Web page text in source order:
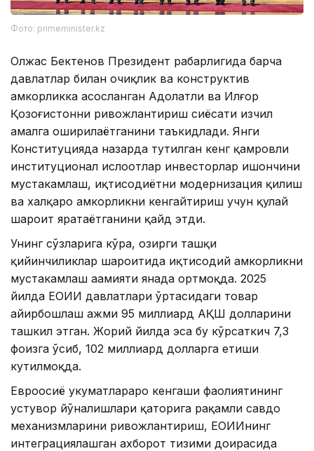
Фото: primeminister.kz
Олжас Бектенов Президент раҳбарлигида барча
давлатлар билан очиқлик ва конструктив
ҳамкорликка асосланган Адолатли ва Илғор
Қозоғистонни ривожлантириш сиёсати изчил
амалга оширилаётганини таъкидлади. Янги
Конституцияда назарда тутилган кенг қамровли
институционал ислоҳотлар инвесторлар ишончини
мустаҳкамлаш, иқтисодиётни модернизация қилиш
ва халқаро ҳамкорликни кенгайтириш учун қулай
шароит яратаётганини қайд этди.
Унинг сўзларига кўра, ҳозирги ташқи
қийинчиликлар шароитида иқтисодий ҳамкорликни
мустаҳкамлаш аҳамияти янада ортмоқда. 2025
йилда ЕОИИ давлатлари ўртасидаги товар
айирбошлаш ҳажми 95 миллиард АҚШ долларини
ташкил этган. Жорий йилда эса бу кўрсаткич 7,3
фоизга ўсиб, 102 миллиард долларга етиши
кутилмоқда.
Евроосиё ҳукуматлараро кенгаши фаолиятининг
устувор йўналишлари қаторига рақамли савдо
механизмларини ривожлантириш, ЕОИИнинг
интеграциялашган ахборот тизими доирасида